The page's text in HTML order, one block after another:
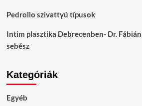
Pedrollo szivattyú típusok
Intim plasztika Debrecenben- Dr.
sebész
Kategóriák
Egyéb